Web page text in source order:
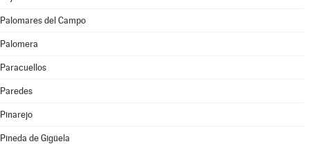
Palomares del Campo
Palomera
Paracuellos
Paredes
Pinarejo
Pineda de Gigüela